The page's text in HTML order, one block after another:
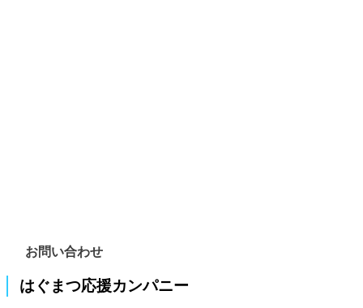
お問い合わせ
はぐまつ応援カンパニー